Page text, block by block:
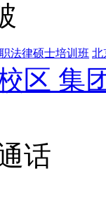
法律硕士培训班 北
区 集
话